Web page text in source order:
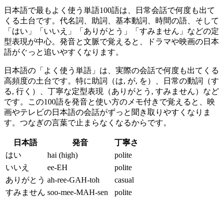
日本語で最もよく使う単語100語は、日常会話で何度も出て
くる土台です。代名詞、助詞、基本動詞、時間の語、そして
「はい」「いいえ」「ありがとう」「すみません」などの定
型表現が中心。発音と文脈で覚えると、ドラマや映画の日本
語がぐっと追いやすくなります。
日本語の「よく使う単語」は、実際の会話で何度も出てくる
高頻度の土台です。特に助詞（は, が, を）、日常の動詞（す
る, 行く）、丁寧な定型表現（ありがとう, すみません）など
です。この100語を発音と使い方のメモ付きで覚えると、映
画やテレビの日本語の会話がずっと聞き取りやすくなりま
す。つなぎの言葉で止まらなくなるからです。
日本語 発音
丁寧さ
はい
hai (high)
polite
いいえ
ee-EH
polite
ありがとう ah-ree-GAH-toh
casual
すみません soo-mee-MAH-sen
polite